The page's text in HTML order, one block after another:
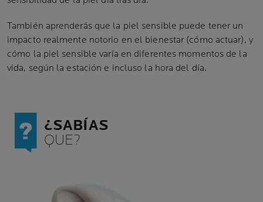
También aprenderás que la piel sensible puede tener un
impacto realmente notorio en el bienestar (cómo actuar), y
cómo la piel sensible varía en diferentes momentos de la
vida, según la estación e incluso la hora del día.
¿SABÍAS
QUE?